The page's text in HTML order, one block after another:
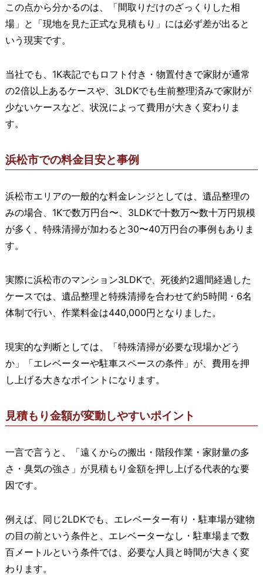
この点から分かるのは、「間取りだけのざっくりした相
場」と「現地を見た正式な見積もり」には必ず差が出ると
いう現実です。
当社でも、1K表記でもロフト付き・物置付きで家財が通常
の2倍以上あるケースや、3LDKでも生前整理済みで家財が
少ないケースなど、状況によって費用が大きく変わりま
す。
浜松市での料金目安と事例
浜松市エリアの一般的な料金レンジとしては、遺品整理の
みの場合、1Kで数万円台〜、3LDKで十数万〜数十万円規模
が多く、特殊清掃が加わると30〜40万円台の事例もありま
す。
実際に浜松市のマンション3LDKで、死後約2週間経過した
ケースでは、遺品整理と特殊清掃を合わせて約5時間・6名
体制で行い、作業料金は440,000円となりました。
現実的な判断としては、「特殊清掃が必要な現場かどう
か」「エレベーターや駐車スペースの条件」が、費用を押
し上げる大きなポイントになります。
見積もり金額が変動しやすいポイント
一言で言うと、「遠くからの搬出・階段作業・家財量の多
さ・臭気の強さ」が見積もり金額を押し上げる代表的な要
因です。
例えば、同じ2LDKでも、エレベーター有り・駐車場が建物
の目の前という条件と、エレベーターなし・駐車場まで数
百メートルという条件では、必要な人員と時間が大きく変
わります。